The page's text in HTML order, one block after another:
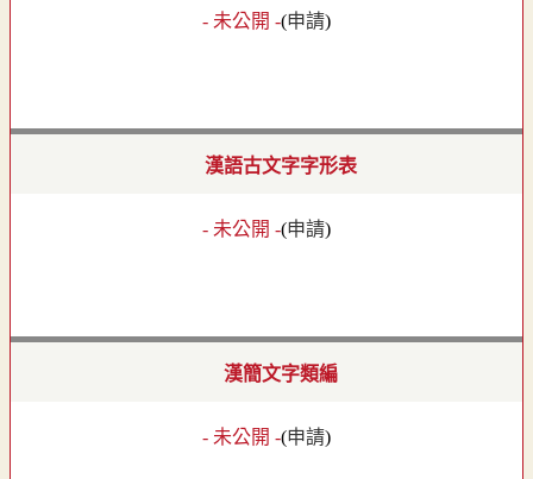
- 未公開 -(申請)
漢語古文字字形表
- 未公開 -(申請)
漢簡文字類編
- 未公開 -(申請)